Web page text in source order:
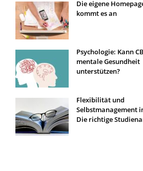
Die eigene
kommt es an
Psychologie: Kann
mentale Gesundheit
unterstützen?
Flexibilität und
Selbstmanagement
Die richtige